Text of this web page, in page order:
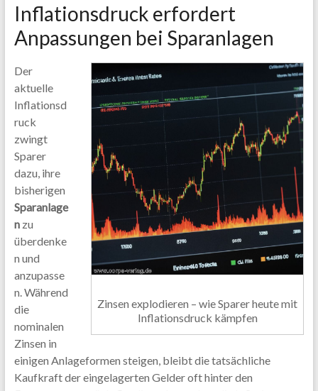
Inflationsdruck erfordert
Anpassungen bei Sparanlagen
Zinsen explodieren – wie Sparer heute mit
Inflationsdruck kämpfen
Der
aktuelle
Inflationsd
ruck
zwingt
Sparer
dazu, ihre
bisherigen
Sparanlage
nzu
überdenke
n und
anzupasse
n. Während
die
nominalen
Zinsen in
einigen Anlageformen steigen, bleibt die tatsächliche
Kaufkraft der eingelagerten Gelder oft hinter den